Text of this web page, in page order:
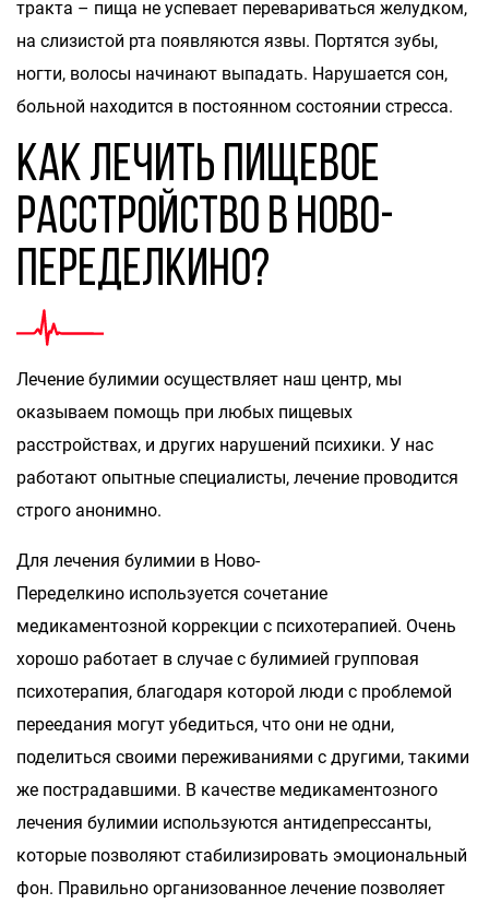
тракта – пища не успевает перевариваться желудком,
на слизистой рта появляются язвы. Портятся зубы,
ногти, волосы начинают выпадать. Нарушается сон,
больной находится в постоянном состоянии стресса.
Как лечить пищевое
расстройство в Ново-
Переделкино?
Лечение булимии осуществляет наш центр, мы
оказываем помощь при любых пищевых
расстройствах, и других нарушений психики. У нас
работают опытные специалисты, лечение проводится
строго анонимно.
Для лечения булимии в Ново-
Переделкино используется сочетание
медикаментозной коррекции с психотерапией. Очень
хорошо работает в случае с булимией групповая
психотерапия, благодаря которой люди с проблемой
переедания могут убедиться, что они не одни,
поделиться своими переживаниями с другими, такими
же пострадавшими. В качестве медикаментозного
лечения булимии используются антидепрессанты,
которые позволяют стабилизировать эмоциональный
фон. Правильно организованное лечение позволяет